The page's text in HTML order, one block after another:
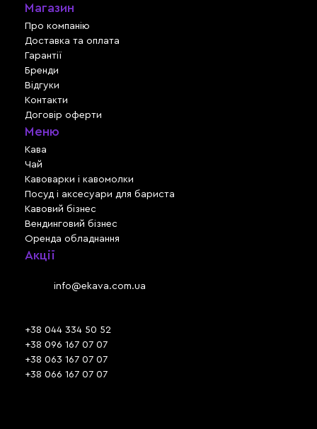
Магазин
Про компанію
Доставка та оплата
Гарантії
Бренди
Відгуки
Контакти
Договір оферти
Меню
Кава
Чай
Кавоварки і кавомолки
Посуд і аксесуари для бариста
Кавовий бізнес
Вендинговий бізнес
Оренда обладнання
Акції
info@ekava.com.ua
+38 044 334 50 52
+38 096 167 07 07
+38 063 167 07 07
+38 066 167 07 07